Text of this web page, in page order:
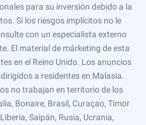
para su inversión debido a la
Si los riesgos implícitos no le
con un especialista externo
El material de márketing de esta
en el Reino Unido. Los anuncios
a residentes en Malasia.
no trabajan en territorio de los
Bonaire, Brasil, Curaçao, Timor
Saipán, Rusia, Ucrania,